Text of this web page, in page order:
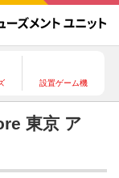
設置ゲーム機
東京 ア